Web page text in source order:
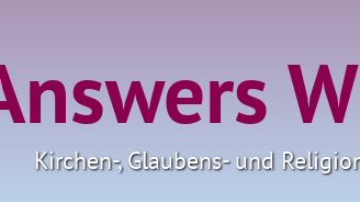
Kirchen-, Glaubens- und